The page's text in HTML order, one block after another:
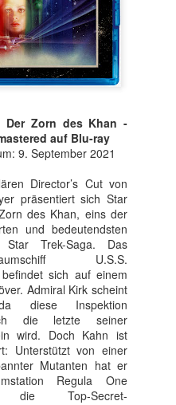
Der Zorn des Khan -
auf Blu-ray
9. September 2021
Director’s Cut von
präsentiert sich Star
des Khan, eins der
und bedeutendsten
Trek-Saga. Das
U.S.S.
sich auf einem
Admiral Kirk scheint
diese Inspektion
die letzte seiner
wird. Doch Kahn ist
Unterstützt von einer
Mutanten hat er
Regula One
die Top-Secret-
klicken und das
Terminator
ansehen
aber kühlen
erfolgreicher Science-
präzise konstruierten
historischen Stoffen
nun Die Odyssee. Erzählerisch
Bruder Jonathan Nolan
Knight, Prestige, Memento